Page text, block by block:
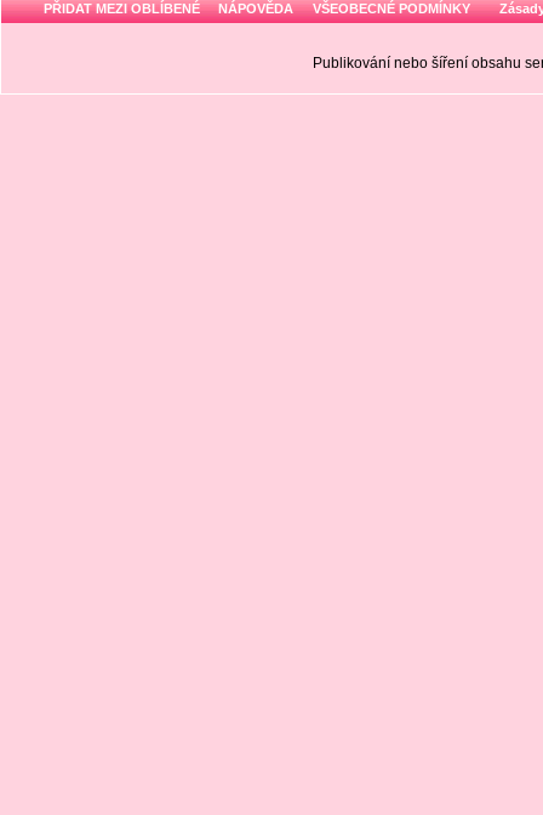
PŘIDAT MEZI OBLÍBENÉ NÁPOVĚDA VŠEOBECNÉ PODMÍNKY
Publikování nebo šíření obsahu